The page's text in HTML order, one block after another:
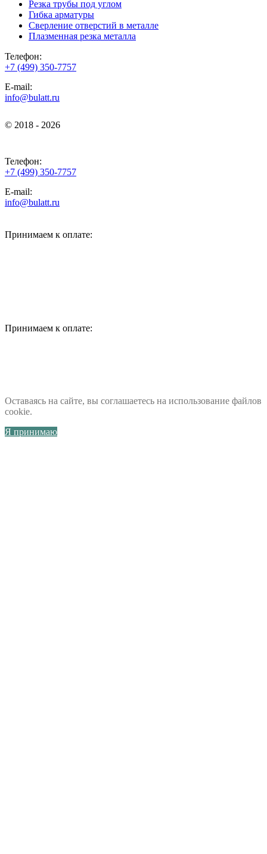
Резка трубы под углом
Гибка арматуры
Сверление отверстий в металле
Плазменная резка металла
Телефон:
+7 (499) 350-7757
E-mail:
info@bulatt.ru
© 2018 - 2026
Телефон:
+7 (499) 350-7757
E-mail:
info@bulatt.ru
Принимаем к оплате:
Принимаем к оплате:
Оставаясь на сайте, вы соглашаетесь на использование файлов
cookie.
Я принимаю